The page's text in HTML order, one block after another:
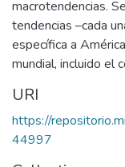
macrotendencias.
tendencias –cada
específica a
mundial, incluido el
URI
https://
44997